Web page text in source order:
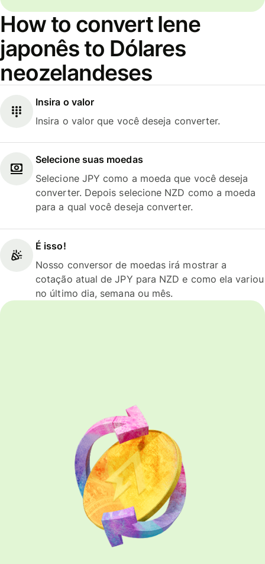
How to convert Iene
japonês to Dólares
neozelandeses
Insira o valor
Insira o valor que você deseja converter.
Selecione suas moedas
Selecione JPY como a moeda que você deseja
converter. Depois selecione NZD como a moeda
para a qual você deseja converter.
É isso!
Nosso conversor de moedas irá mostrar a
cotação atual de JPY para NZD e como ela variou
no último dia, semana ou mês.